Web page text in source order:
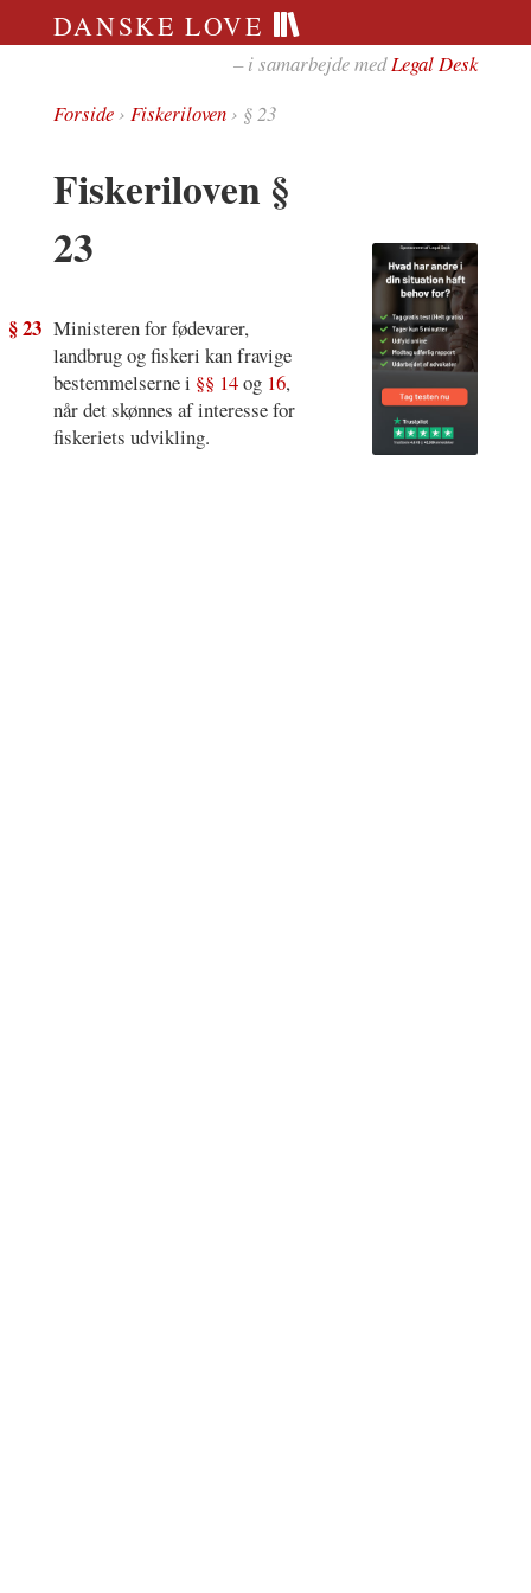
DANSKE LOVE
– i samarbejde medLegal Desk
Forside› Fiskeriloven› § 23
Fiskeriloven §
23
§ 23 Ministeren for fødevarer,
landbrug og fiskeri kan fravige
bestemmelserne i §§ 14og 16,
når det skønnes af interesse for
fiskeriets udvikling.